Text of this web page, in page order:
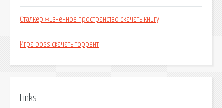
Сталкер жизненное пространство скачать книгу
Игра boss скачать торрент
Links